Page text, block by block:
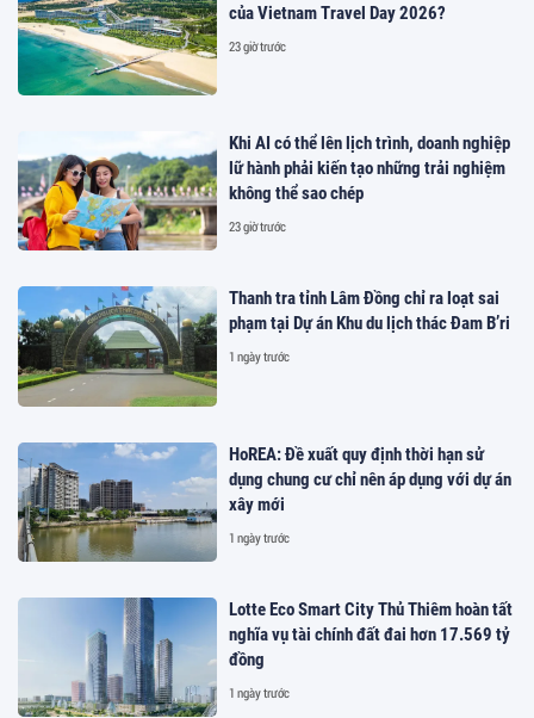
của Vietnam Travel Day 2026?
23 giờ trước
Khi AI có thể lên lịch trình, doanh nghiệp
lữ hành phải kiến tạo những trải nghiệm
không thể sao chép
23 giờ trước
Thanh tra tỉnh Lâm Đồng chỉ ra loạt sai
phạm tại Dự án Khu du lịch thác Đam B’ri
1 ngày trước
HoREA: Đề xuất quy định thời hạn sử
dụng chung cư chỉ nên áp dụng với dự án
xây mới
1 ngày trước
Lotte Eco Smart City Thủ Thiêm hoàn tất
nghĩa vụ tài chính đất đai hơn 17.569 tỷ
đồng
1 ngày trước